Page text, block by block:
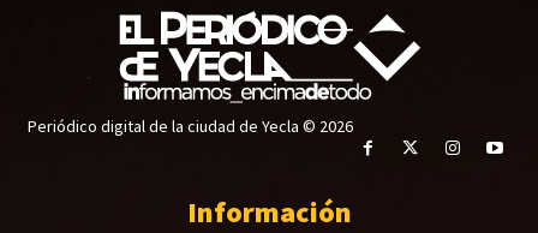
Periódico digital de la ciudad de Yecla © 2026
Información